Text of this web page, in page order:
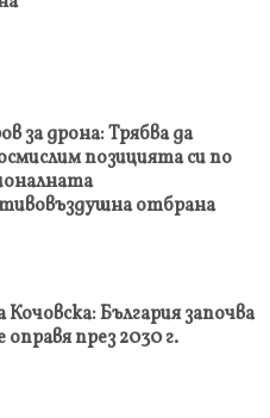
за дрона: Трябва да
позицията си по
отбрана
Кочовска: България започва
оправя през 2030 г.